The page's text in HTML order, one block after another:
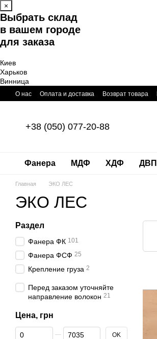
×
Выбрать склад
в вашем городе
для заказа
Киев
Харьков
Винница
О нас Оплата и доставка Возврат товара
+38 (050) 077-20-88
Фанера МДФ ХДФ ДВП
Главная ЭКО ЛЕС
ЭКО ЛЕС
Раздел
Фанера ФК 101
Фанера ФСФ 25
Крепление груза 2
Перед заказом уточняйте
направление волокон 21
Цена, грн
От Цена, грн
До Цена, грн OK